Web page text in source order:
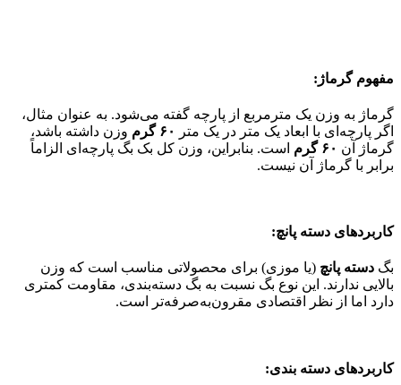
مفهوم گرماژ:
گرماژ به وزن یک مترمربع از پارچه گفته می‌شود. به عنوان مثال،
اگر پارچه‌ای با ابعاد یک متر در یک متر
۶۰ گرم
وزن داشته باشد،
گرماژ آن ۶۰ گرم
است. بنابراین، وزن کل بک بگ پارچه‌ای الزاماً
برابر با گرماژ آن نیست.
کاربردهای دسته پانچ:
بگ دسته پانچ (یا موزی) برای محصولاتی مناسب است که وزن
بالایی ندارند. این نوع بگ نسبت به بگ دسته‌بندی، مقاومت کمتری
دارد اما از نظر اقتصادی مقرون‌به‌صرفه‌تر است.
کاربردهای دسته بندی: